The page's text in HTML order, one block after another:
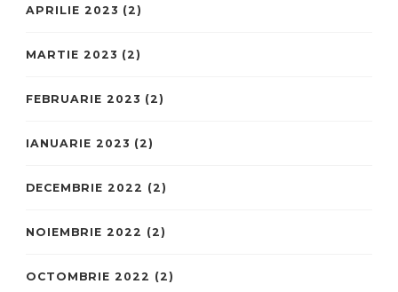
APRILIE 2023 (2)
MARTIE 2023 (2)
FEBRUARIE 2023 (2)
IANUARIE 2023 (2)
DECEMBRIE 2022 (2)
NOIEMBRIE 2022 (2)
OCTOMBRIE 2022 (2)